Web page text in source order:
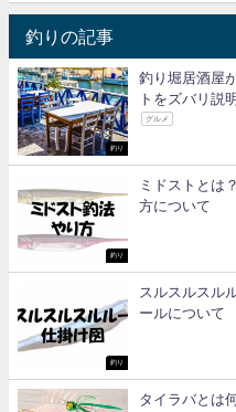
釣りの記事
釣り
釣り堀居酒屋
トをズバリ説明
グルメ
釣り
ミドストとは
方について
釣り
スルスルスル
ールについて
タイラバとは